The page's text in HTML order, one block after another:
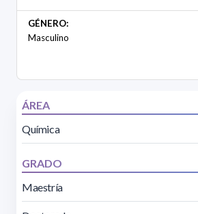
GÉNERO:
Masculino
ÁREA
Química
GRADO
Maestría